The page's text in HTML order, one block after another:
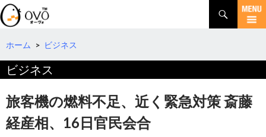
検
索
コ
テ
へ
動
ホーム > ビジネス
ビジネス
旅客機の燃料不足、近く緊急対策 斎藤
経産相、16日官民会合